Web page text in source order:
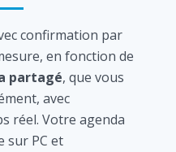
confirmation par
en fonction de
partagé, que vous
avec
réel. Votre agenda
sur PC et